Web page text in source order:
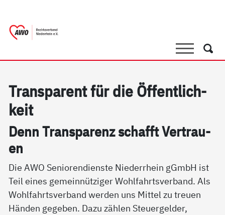
SucheSuche
Tran­s­pa­rent für die Öf­f­ent­lich­
keit
Denn Tran­s­pa­renz schafft Ver­trau­
en
Die AWO Seniorendienste Niederrhein gGmbH ist
Teil eines gemeinnütziger Wohlfahrtsverband. Als
Wohlfahrtsverband werden uns Mittel zu treuen
Händen gegeben. Dazu zählen Steuergelder,